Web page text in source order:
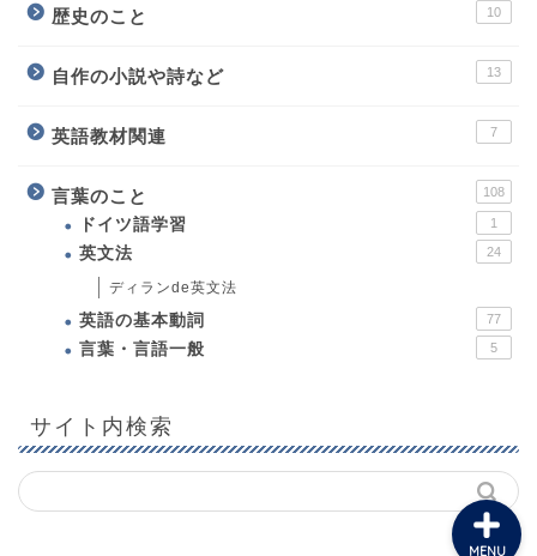
歴史のこと 10
自作の小説や詩など 13
英語教材関連 7
言葉のこと 108
ドイツ語学習 1
英文法 24
ディランde英文法
英語の基本動詞 77
言葉・言語一般 5
サイト内検索
MENU